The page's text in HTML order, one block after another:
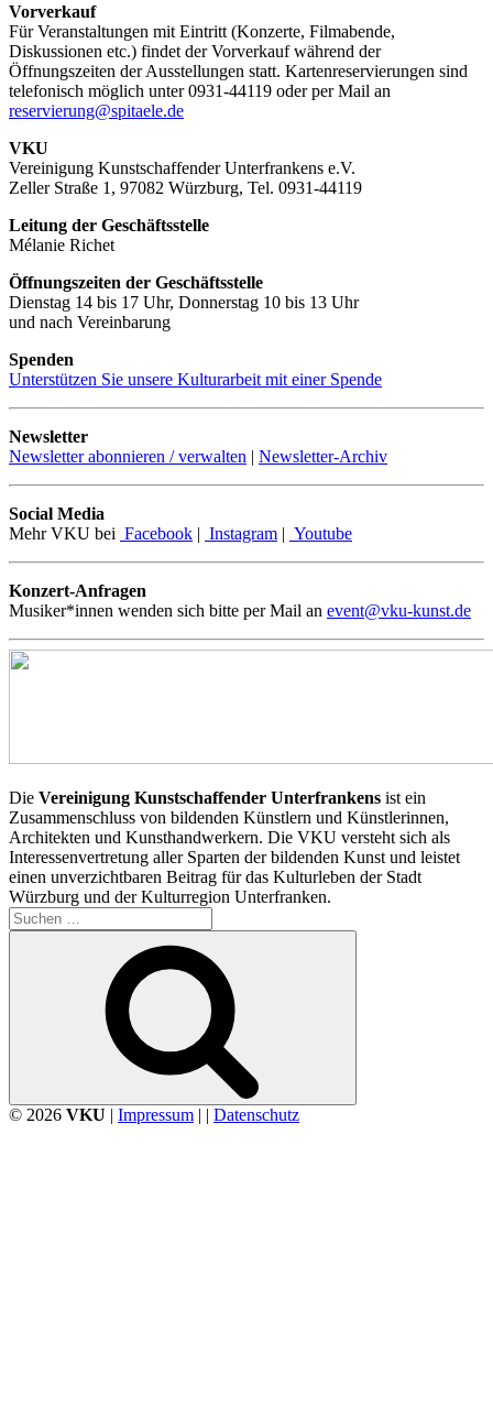
Vorverkauf
Für Veranstaltungen mit Eintritt (Konzerte, Filmabende,
Diskussionen etc.) findet der Vorverkauf während der
Öffnungszeiten der Ausstellungen statt. Kartenreservierungen sind
telefonisch möglich unter 0931-44119 oder per Mail an
reservierung@spitaele.de
VKU
Vereinigung Kunstschaffender Unterfrankens e.V.
Zeller Straße 1, 97082 Würzburg, Tel. 0931-44119
Leitung der Geschäftsstelle
Mélanie Richet
Öffnungszeiten der Geschäftsstelle
Dienstag 14 bis 17 Uhr, Donnerstag 10 bis 13 Uhr
und nach Vereinbarung
Spenden
Unterstützen Sie unsere Kulturarbeit mit einer Spende
Newsletter
Newsletter abonnieren / verwalten | Newsletter-Archiv
Social Media
Mehr VKU bei Facebook | Instagram | Youtube
Konzert-Anfragen
Musiker*innen wenden sich bitte per Mail an event@vku-kunst.de
Die Vereinigung Kunstschaffender Unterfrankens ist ein
Zusammenschluss von bildenden Künstlern und Künstlerinnen,
Architekten und Kunsthandwerkern. Die VKU versteht sich als
Interessenvertretung aller Sparten der bildenden Kunst und leistet
einen unverzichtbaren Beitrag für das Kulturleben der Stadt
Würzburg und der Kulturregion Unterfranken.
Suchen
nach:
© 2026 VKU | Impressum | | Datenschutz